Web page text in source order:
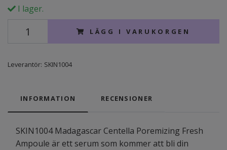
I lager.
LÄGG I VARUKORGEN
Leverantör: SKIN1004
INFORMATION RECENSIONER
SKIN1004 Madagascar Centella Poremizing Fresh
Ampoule är ett serum som kommer att bli din